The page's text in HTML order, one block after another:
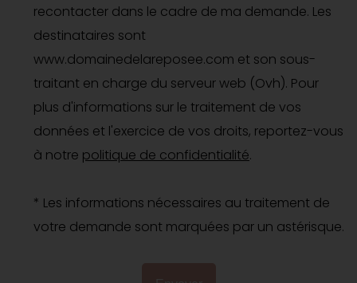
recontacter dans le cadre de ma demande. Les
destinataires sont
www.domainedelareposee.com et son sous-
traitant en charge du serveur web (Ovh). Pour
plus d'informations sur le traitement de vos
données et l'exercice de vos droits, reportez-vous
à notre politique de confidentialité.
* Les informations nécessaires au traitement de
votre demande sont marquées par un astérisque.